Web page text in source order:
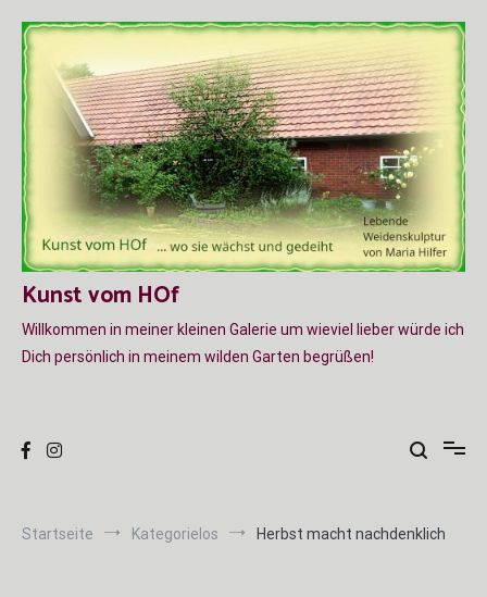
Inhalt
springen
Kunst vom HOf
Willkommen in meiner kleinen Galerie um wieviel lieber würde ich
Dich persönlich in meinem wilden Garten begrüßen!
Startseite Kategorielos Herbst macht nachdenklich